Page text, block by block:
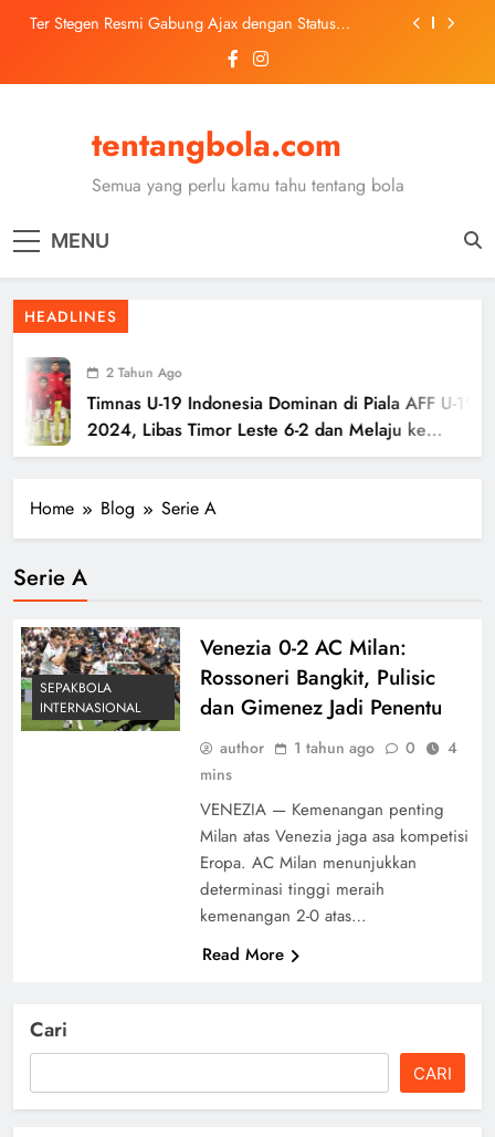
SkipTer Stegen Resmi Gabung Ajax dengan Status
Trabzonspor Mulai Negosiasi Mohamed Salah, Tes
Medis Dijadwalkan 5 Agustus
2026, Siap Tatap Putaran Provinsi
Kerolin Resmi Gabung Barcelona, Transfer
Dilaporkan Pecahkan Rekor Penjualan WSL
Pinjaman dari Barcelona
Trabzonspor Mulai Negosiasi Mohamed Salah, Tes
Medis Dijadwalkan 5 Agustus
Malang United U-13 Juara Piala Soeratin Kota Malang
2026, Siap Tatap Putaran Provinsi
tentangbola.com
Semua yang perlu kamu tahu tentang bola
MENU
HEADLINES
2 Tahun Ago
Timnas U-19 Indonesia Dominan di Piala AFF U-19
2024, Libas Timor Leste 6-2 dan Melaju ke
Semifinal
Home Blog Serie A
Serie A
SEPAKBOLA
INTERNASIONAL
Venezia 0-2 AC Milan:
Rossoneri Bangkit, Pulisic
dan Gimenez Jadi Penentu
author 1 tahun ago 0
4
mins
VENEZIA — Kemenangan penting
Milan atas Venezia jaga asa kompetisi
Eropa. AC Milan menunjukkan
determinasi tinggi meraih
kemenangan 2-0 atas…
Read More
Cari
CARI